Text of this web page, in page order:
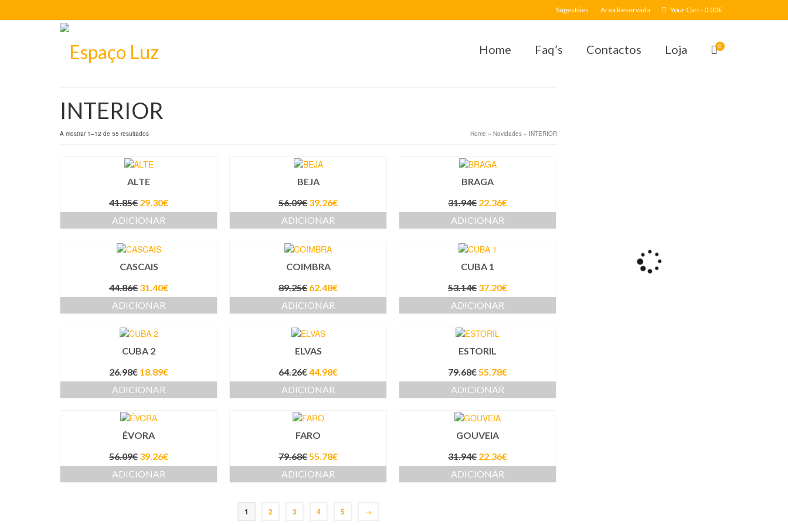
Sugestões Area Reservada Your Cart-0.00€
Home Faq’s Contactos Loja 0
INTERIOR
A mostrar 1–12 de 55 resultados Home » Novidades» INTERIOR
ALTE
41.85€ 29.30€
ADICIONAR
BEJA
56.09€ 39.26€
ADICIONAR
BRAGA
31.94€22.36€
ADICIONAR
CASCAIS
44.86€ 31.40€
ADICIONAR
COIMBRA
89.25€ 62.48€
ADICIONAR
CUBA 1
53.14€37.20€
ADICIONAR
CUBA 2
26.98€ 18.89€
ADICIONAR
ELVAS
64.26€44.98€
ADICIONAR
ESTORIL
79.68€55.78€
ADICIONAR
ÉVORA
56.09€ 39.26€
ADICIONAR
FARO
79.68€55.78€
ADICIONAR
GOUVEIA
31.94€22.36€
ADICIONAR
1 2 3 4 5 →